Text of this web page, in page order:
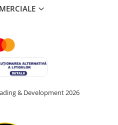
& Development 2026